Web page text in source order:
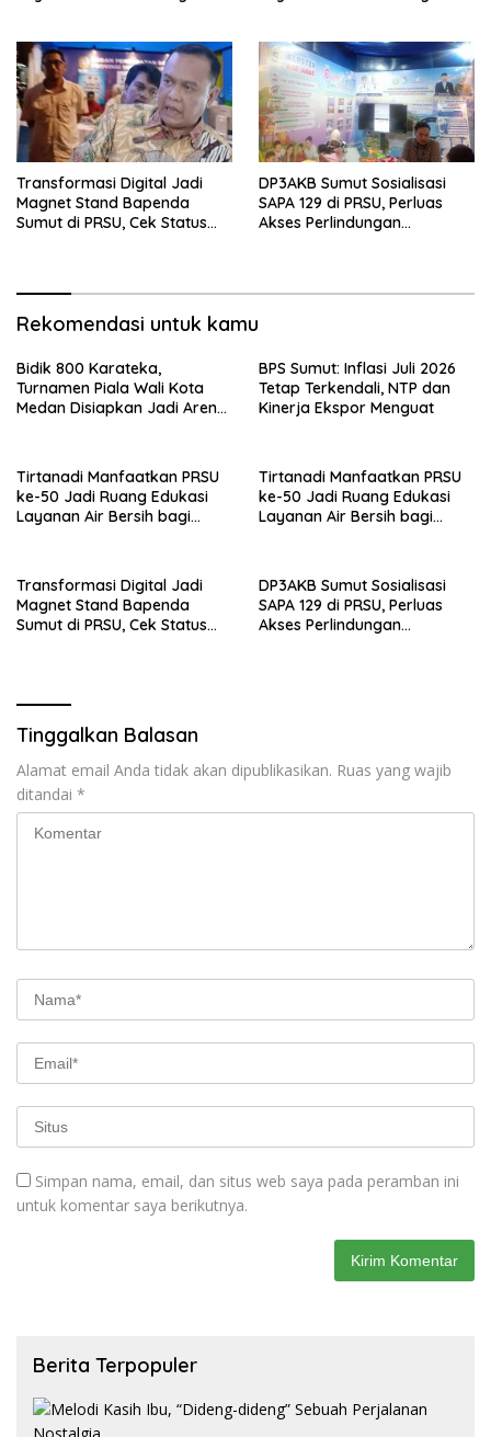
Transformasi Digital Jadi
Magnet Stand Bapenda
Sumut di PRSU, Cek Status
DP3AKB Sumut Sosialisasi
SAPA 129 di PRSU, Perluas
Akses Perlindungan
Rekomendasi untuk kamu
Bidik 800 Karateka,
Turnamen Piala Wali Kota
Medan Disiapkan Jadi Arena
BPS Sumut: Inflasi Juli 2026
Tetap Terkendali, NTP dan
Kinerja Ekspor Menguat
Tirtanadi Manfaatkan PRSU
ke-50 Jadi Ruang Edukasi
Layanan Air Bersih bagi
Tirtanadi Manfaatkan PRSU
ke-50 Jadi Ruang Edukasi
Layanan Air Bersih bagi
Transformasi Digital Jadi
Magnet Stand Bapenda
Sumut di PRSU, Cek Status
DP3AKB Sumut Sosialisasi
SAPA 129 di PRSU, Perluas
Akses Perlindungan
Tinggalkan Balasan
Alamat email Anda tidak akan dipublikasikan. Ruas yang wajib
ditandai *
Simpan nama, email, dan situs web saya pada peramban ini
untuk komentar saya berikutnya.
Berita Terpopuler